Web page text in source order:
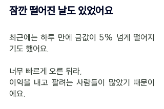
잠깐 떨어진 날도 있었어요
최근에는 하루 만에 금값이 5% 넘게 떨어지
기도 했어요.
너무 빠르게 오른 뒤라,
이익을 내고 팔려는 사람들이 많았기 때문이
에요.